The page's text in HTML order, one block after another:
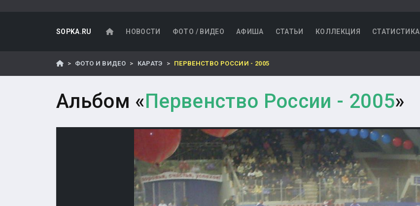
SOPKA.RU НОВОСТИ ФОТО / ВИДЕО АФИША СТАТЬИ КОЛЛЕКЦИЯ СТАТИСТИКА
ФОТО И ВИДЕО КАРАТЭ ПЕРВЕНСТВО РОССИИ - 2005
Альбом «Первенство России - 2005»